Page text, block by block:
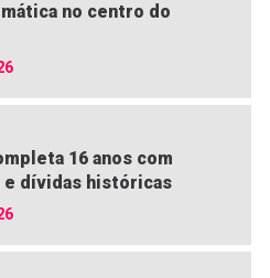
no centro do
16 anos com
e dívidas históricas